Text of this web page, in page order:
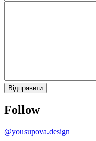
Follow
@yousupova.design